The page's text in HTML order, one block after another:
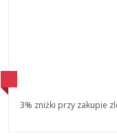
3% zniżki przy zakupie